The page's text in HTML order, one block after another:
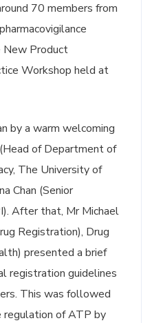
70 members from
Product
Workshop held at
by a warm welcoming
of Department of
The University of
Chan (Senior
After that, Mr Michael
Registration), Drug
presented a brief
registration guidelines
This was followed
regulation of ATP by